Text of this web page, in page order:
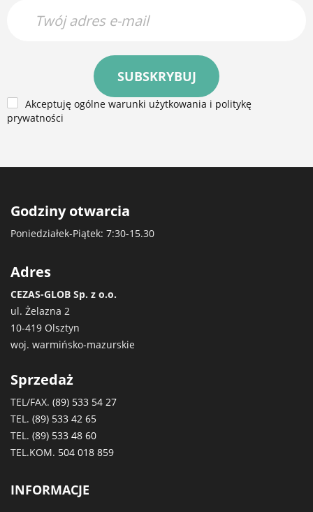
SUBSKRYBUJ
Akceptuję ogólne warunki użytkowania i politykę
prywatności
Godziny otwarcia
Poniedziałek-Piątek: 7:30-15.30
Adres
CEZAS-GLOB Sp. z o.o.
ul. Żelazna 2
10-419 Olsztyn
woj. warmińsko-mazurskie
Sprzedaż
TEL/FAX. (89) 533 54 27
TEL. (89) 533 42 65
TEL. (89) 533 48 60
TEL.KOM. 504 018 859
INFORMACJE